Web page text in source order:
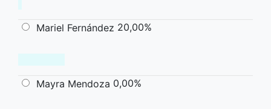
Mariel Fernández 20,00%
Mayra Mendoza 0,00%